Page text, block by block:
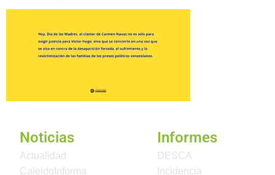
Noticias
Actualidad
CaleidoInforma
Informes
DESCA
Incidencia